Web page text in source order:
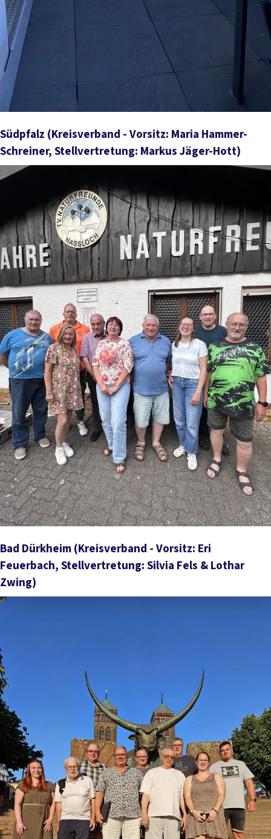
Südpfalz (Kreisverband - Vorsitz: Maria Hammer-
Schreiner, Stellvertretung: Markus Jäger-Hott)
Bad Dürkheim(Kreisverband - Vorsitz: Eri
Feuerbach, Stellvertretung: Silvia Fels & Lothar
Zwing)